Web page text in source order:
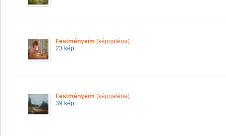
Festményeim (képgaléria)
23 kép
Festményeim (képgaléria)
39 kép